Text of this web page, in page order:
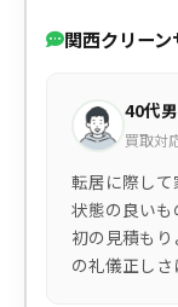
関西クリー
40代
買取対
転居に際して
状態の良いも
初の見積も
の礼儀正しさ